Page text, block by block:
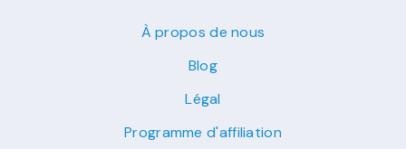
À propos de nous
Blog
Légal
Programme d'affiliation